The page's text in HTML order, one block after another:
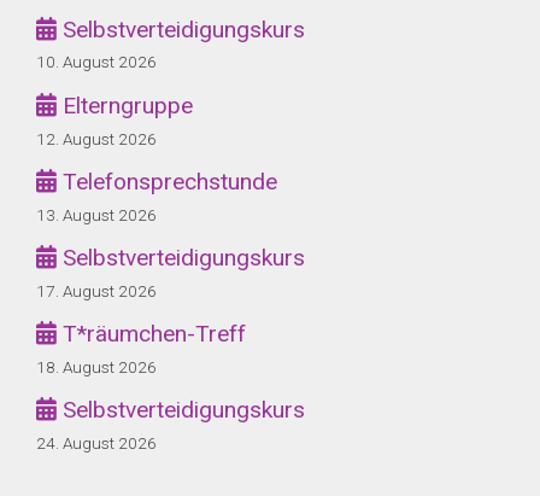
Selbstverteidigungskurs
10. August 2026
Elterngruppe
12. August 2026
Telefonsprechstunde
13. August 2026
Selbstverteidigungskurs
17. August 2026
T*räumchen-Treff
18. August 2026
Selbstverteidigungskurs
24. August 2026